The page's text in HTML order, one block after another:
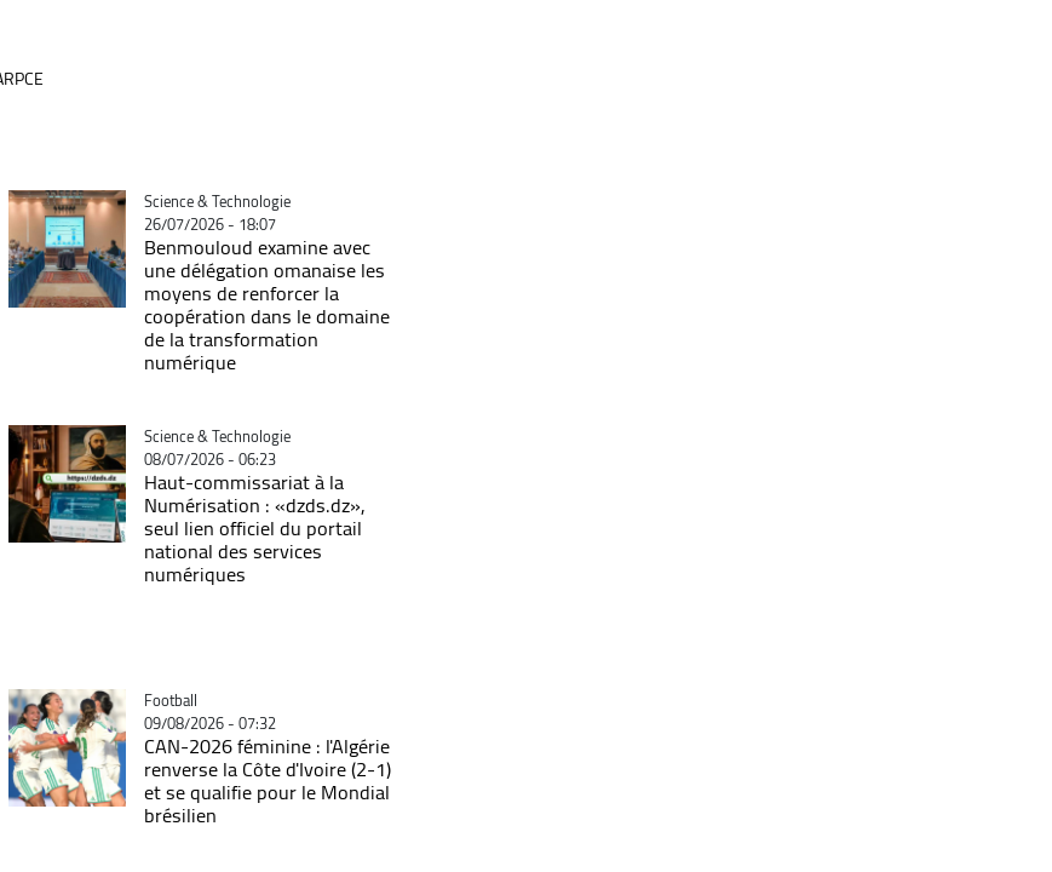
Catégorie
Science & Technologie
26/07/2026 - 18:07
Benmouloud examine avec
une délégation omanaise les
moyens de renforcer la
coopération dans le domaine
de la transformation
numérique
Catégorie
Science & Technologie
08/07/2026 - 06:23
Haut-commissariat à la
Numérisation : «dzds.dz»,
seul lien officiel du portail
national des services
numériques
Catégorie
Football
09/08/2026 - 07:32
CAN-2026 féminine : l'Algérie
renverse la Côte d'Ivoire (2-1)
et se qualifie pour le Mondial
brésilien